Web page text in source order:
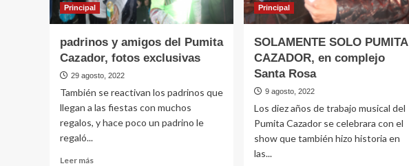
Principal
padrinos y amigos del Pumita
Cazador, fotos exclusivas
29 agosto, 2022
También se reactivan los padrinos que
llegan a las fiestas con muchos
regalos, y hace poco un padrino le
regaló...
Leer más
Principal
SOLAMENTE SOLO PUMITA
CAZADOR, en complejo
Santa Rosa
9 agosto, 2022
Los diez años de trabajo musical del
Pumita Cazador se celebrara con el
show que también hizo historia en
las...